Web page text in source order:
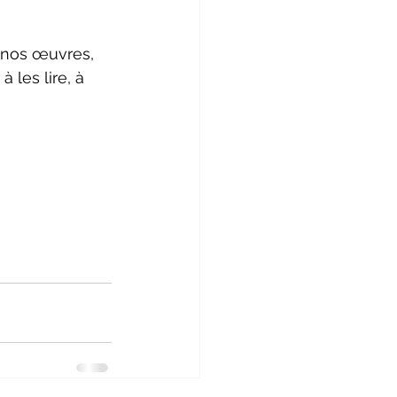
nos œuvres,
les lire, à